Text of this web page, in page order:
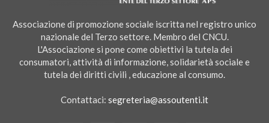
Associazione di promozione sociale iscritta nel registro unico
nazionale del Terzo settore. Membro del CNCU.
L'Associazione si pone come obiettivi la tutela dei
consumatori, attività di informazione, solidarietà sociale e
tutela dei diritti civili , educazione al consumo.
Contattaci: segreteria@assoutenti.it